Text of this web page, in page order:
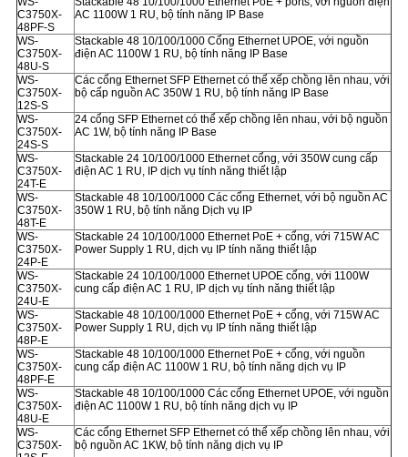
C3750X-
48PF-S
AC 1100W 1 RU, bộ tính năng IP Base
WS-
C3750X-
48U-S
Stackable 48 10/100/1000 Cổng Ethernet UPOE, với nguồn
điện AC 1100W 1 RU, bộ tính năng IP Base
WS-
C3750X-
12S-S
Các cổng Ethernet SFP Ethernet có thể xếp chồng lên nhau, với
bộ cấp nguồn AC 350W 1 RU, bộ tính năng IP Base
WS-
C3750X-
24S-S
24 cổng SFP Ethernet có thể xếp chồng lên nhau, với bộ nguồn
AC 1W, bộ tính năng IP Base
WS-
C3750X-
24T-E
Stackable 24 10/100/1000 Ethernet cổng, với 350W cung cấp
điện AC 1 RU, IP dịch vụ tính năng thiết lập
WS-
C3750X-
48T-E
Stackable 48 10/100/1000 Các cổng Ethernet, với bộ nguồn AC
350W 1 RU, bộ tính năng Dịch vụ IP
WS-
C3750X-
24P-E
Stackable 24 10/100/1000 Ethernet PoE + cổng, với 715W AC
Power Supply 1 RU, dịch vụ IP tính năng thiết lập
WS-
C3750X-
24U-E
Stackable 24 10/100/1000 Ethernet UPOE cổng, với 1100W
cung cấp điện AC 1 RU, IP dịch vụ tính năng thiết lập
WS-
C3750X-
48P-E
Stackable 48 10/100/1000 Ethernet PoE + cổng, với 715W AC
Power Supply 1 RU, dịch vụ IP tính năng thiết lập
WS-
C3750X-
48PF-E
Stackable 48 10/100/1000 Ethernet PoE + cổng, với nguồn
cung cấp điện AC 1100W 1 RU, bộ tính năng dịch vụ IP
WS-
C3750X-
48U-E
Stackable 48 10/100/1000 Các cổng Ethernet UPOE, với nguồn
điện AC 1100W 1 RU, bộ tính năng dịch vụ IP
WS-
C3750X-
Các cổng Ethernet SFP Ethernet có thể xếp chồng lên nhau, với
bộ nguồn AC 1KW, bộ tính năng dịch vụ IP